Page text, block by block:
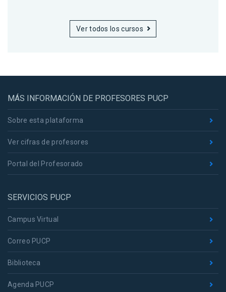
Ver todos los cursos
MÁS INFORMACIÓN DE PROFESORES PUCP
Sobre esta plataforma
Ver cifras de profesores
Portal del Profesorado
SERVICIOS PUCP
Campus Virtual
Correo PUCP
Biblioteca
Agenda PUCP